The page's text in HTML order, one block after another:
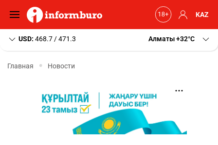
KAZ
USD: 468.7 / 471.3 Алматы+32 C
Главная Новости